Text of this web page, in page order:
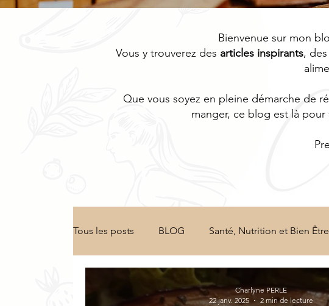
Bienvenue sur mon
Vous y trouverez des articles inspirants, des
Que vous soyez en pleine démarche de
manger, ce blog est là
Tous les posts BLOG Santé, Nutrition et Bien Être
NEOVITA
Charlyne PERLE
22 janv. 2025
2 min de lecture